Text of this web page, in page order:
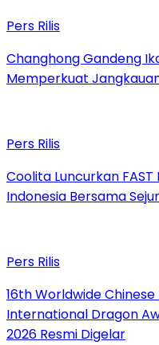
Pers Rilis
Changhong Gandeng
Memperkuat
Pers Rilis
Coolita Luncurkan
Indonesia Bersama
Pers Rilis
16th Worldwide
International Dragon
2026 Resmi Digelar